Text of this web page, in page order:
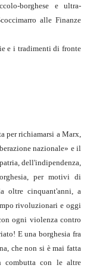
borghese e ultra-
alle Finanze
e i tradimenti di fronte
per richiamarsi a Marx,
nazionale» e il
dell'indipendenza,
per motivi di
oltre cinquant'anni, a
rivoluzionari e oggi
ogni violenza contro
E una borghesia fra
che non si è mai fatta
combutta con le altre